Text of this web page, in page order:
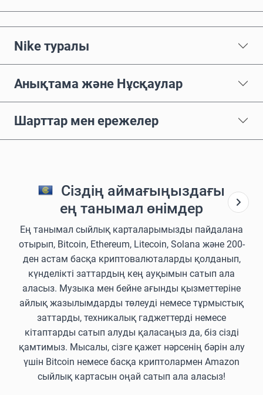
Nike туралы
Анықтама және Нұсқаулар
Шарттар мен ережелер
Сіздің аймағыңыздағы
ең танымал өнімдер
Ең танымал сыйлық карталарымызды пайдалана
отырып, Bitcoin, Ethereum, Litecoin, Solana және 200-
ден астам басқа криптовалюталарды қолданып,
күнделікті заттардың кең ауқымын сатып ала
аласыз. Музыка мен бейне ағынды қызметтеріне
айлық жазылымдарды төлеуді немесе тұрмыстық
заттарды, техникалық гаджеттерді немесе
кітаптарды сатып алуды қаласаңыз да, біз сізді
қамтимыз. Мысалы, сізге қажет нәрсенің бәрін алу
үшін Bitcoin немесе басқа криптолармен Amazon
сыйлық картасын оңай сатып ала аласыз!